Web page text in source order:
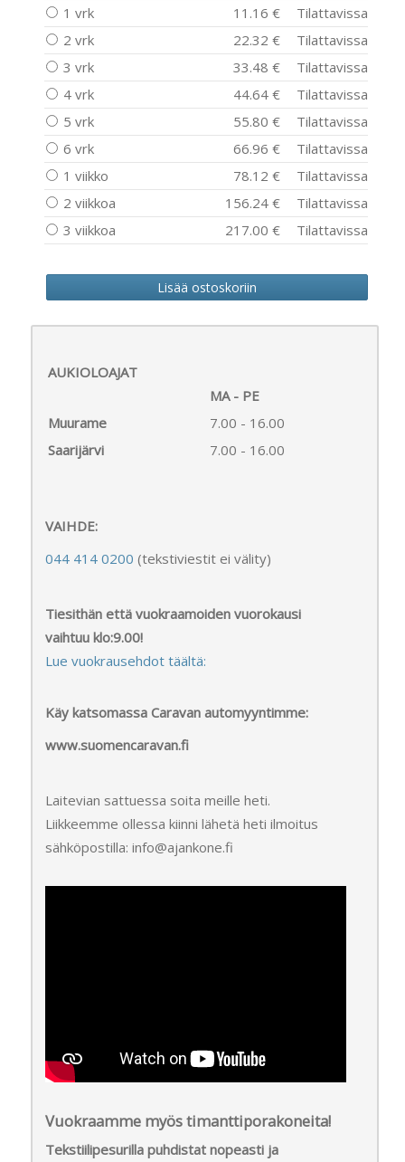
1 vrk
11.16 €
Tilattavissa
2 vrk
22.32 €
Tilattavissa
3 vrk
33.48 €
Tilattavissa
4 vrk
44.64 €
Tilattavissa
5 vrk
55.80 €
Tilattavissa
6 vrk
66.96 €
Tilattavissa
1 viikko
78.12 €
Tilattavissa
2 viikkoa
156.24 €
Tilattavissa
3 viikkoa
217.00 € Tilattavissa
AUKIOLOAJAT
MA - PE
Muurame
7.00 - 16.00
Saarijärvi
7.00 - 16.00
VAIHDE:
044 414 0200 (tekstiviestit ei välity)
Tiesithän että vuokraamoiden vuorokausi
vaihtuu klo:9.00!
Lue vuokrausehdot täältä:
Käy katsomassa Caravan automyyntimme:
www.suomencaravan.fi
Laitevian sattuessa soita meille heti.
Liikkeemme ollessa kiinni lähetä heti ilmoitus
sähköpostilla: info@ajankone.fi
Vuokraamme myös timanttiporakoneita!
Tekstiilipesurilla puhdistat nopeasti ja